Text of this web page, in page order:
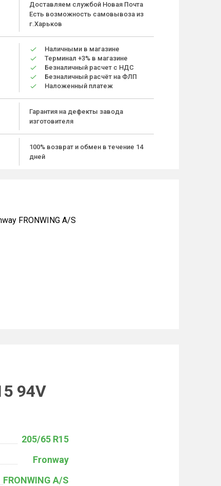
Доставляем службой Новая Почта
Есть возможность самовывоза из
г.Харьков
Наличными в магазине
Терминал +3% в магазине
Безналичный расчет с НДС
Безналичный расчёт на ФЛП
Наложенный платеж
Гарантия на дефекты завода
изготовителя
100% возврат и обмен в течение 14
дней
FRONWING A/S
94V
205/65 R15
Fronway
FRONWING A/S